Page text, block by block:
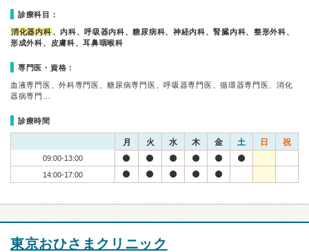
診療科目：
消化器内科 、内科、呼吸器内科、糖尿病科、神経内科、腎臓内科、整形外科、
形成外科、皮膚科、耳鼻咽喉科
専門医・資格：
血液専門医、外科専門医、糖尿病専門医、呼吸器専門医、循環器専門医、消化
器病専門…
診療時間
月 火 水 木 金 土 日 祝
09:00-13:00
14:00-17:00
東京おひさまクリニック